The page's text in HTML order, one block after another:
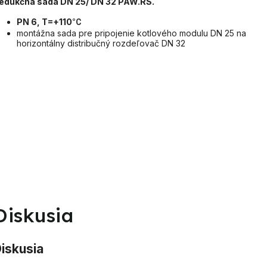
PN 6, T=+110°C
montážna sada pre pripojenie kotlového modulu DN 25 na
horizontálny distribučný rozdeľovač DN 32